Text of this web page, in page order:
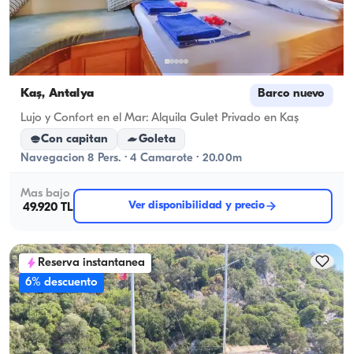
Kaş, Antalya Barco nuevo
Lujo y Confort en el Mar: Alquila Gulet Privado en Kaş
Con capitan
Goleta
Navegacion 8 Pers. · 4 Camarote · 20.00m
Mas bajo
49.920 TL
Ver disponibilidad y precio
Reserva instantanea
6% descuento